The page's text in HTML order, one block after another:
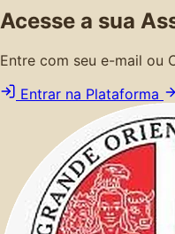
Acesse a sua
Entre com seu e-mail ou
Entrar na Plataforma